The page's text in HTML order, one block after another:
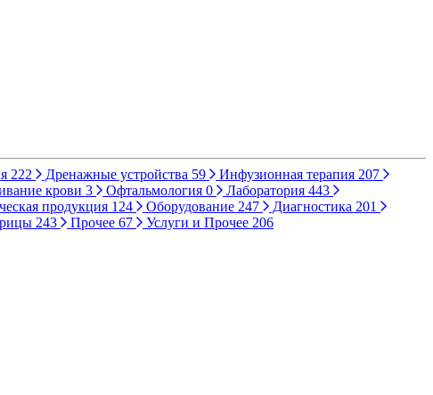
222 Дренажные устройства 59 Инфузионная терапия 207
крови 3 Офтальмология 0 Лаборатория 443
продукция 124 Оборудование 247 Диагностика 201
243 Прочее 67 Услуги и Прочее 206